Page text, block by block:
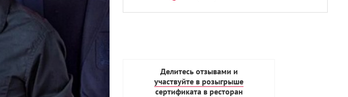
Делитесь отзывами и
участвуйте в розыгрыше
сертификата в ресторан